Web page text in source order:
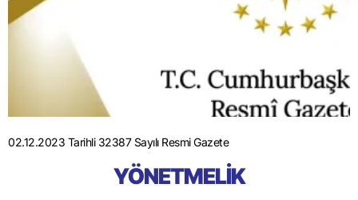
02.12.2023 Tarihli 32387 Sayılı Resmi Gazete
YÖNETMELİK